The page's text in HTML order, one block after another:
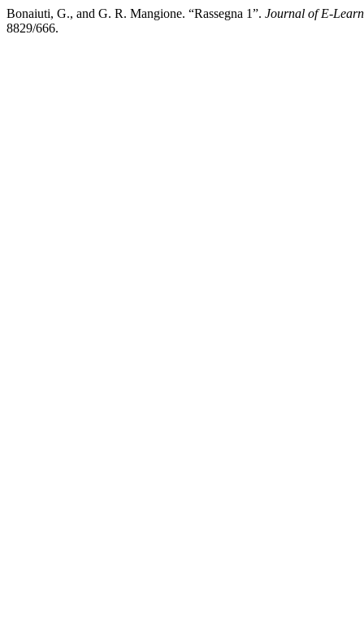
Bonaiuti, G., and G. R. Mangione. “Rassegna 1”. Journal of E-
8829/666.